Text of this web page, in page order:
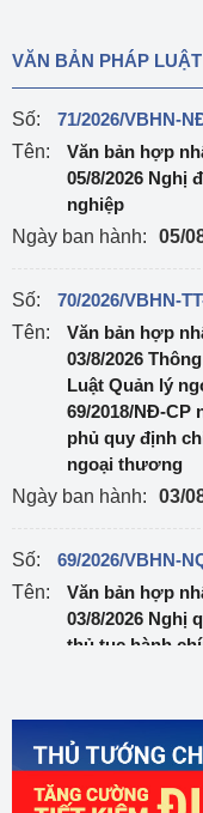
VĂN BẢN PHÁP LUẬT
Số:
71/2026/VBHN-
Tên:
Văn bản hợp
05/8/2026 Nghị
nghiệp
Ngày ban hành:
05/
Số:
70/2026/VBHN-
Tên:
Văn bản hợp
03/8/2026
Luật Quản lý
69/2018/NĐ-CP
phủ quy định
ngoại thương
Ngày ban hành:
03/
Số:
69/2026/VBHN-
Tên:
Văn bản hợp
03/8/2026 Nghị
thủ tục hành
Số:
303/2026/NĐ-CP
Tên:
Nghị định sửa